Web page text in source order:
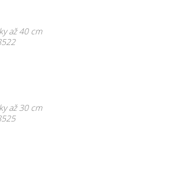
až 40 cm
až 30 cm